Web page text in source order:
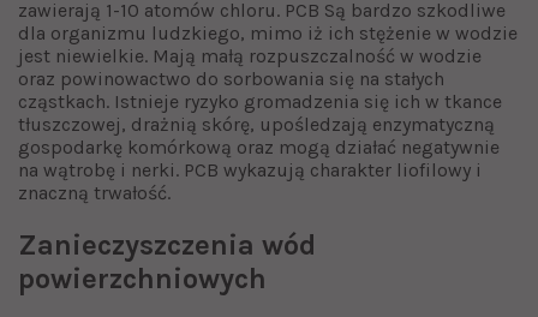
zawierają 1-10 atomów chloru. PCB Są bardzo szkodliwe
dla organizmu ludzkiego, mimo iż ich stężenie w wodzie
jest niewielkie. Mają małą rozpuszczalność w wodzie
oraz powinowactwo do sorbowania się na stałych
cząstkach. Istnieje ryzyko gromadzenia się ich w tkance
tłuszczowej, drażnią skórę, upośledzają enzymatyczną
gospodarkę komórkową oraz mogą działać negatywnie
na wątrobę i nerki. PCB wykazują charakter liofilowy i
znaczną trwałość.
Zanieczyszczenia wód
powierzchniowych